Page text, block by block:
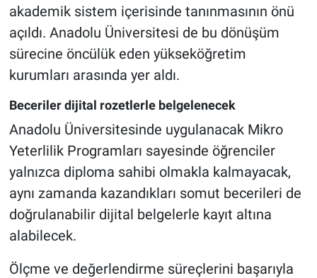
akademik sistem içerisinde tanınmasının önü
açıldı. Anadolu Üniversitesi de bu dönüşüm
sürecine öncülük eden yükseköğretim
kurumları arasında yer aldı.
Beceriler dijital rozetlerle belgelenecek
Anadolu Üniversitesinde uygulanacak Mikro
Yeterlilik Programları sayesinde öğrenciler
yalnızca diploma sahibi olmakla kalmayacak,
aynı zamanda kazandıkları somut becerileri de
doğrulanabilir dijital belgelerle kayıt altına
alabilecek.
Ölçme ve değerlendirme süreçlerini başarıyla